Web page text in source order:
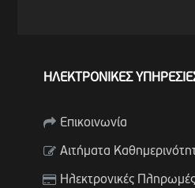
ΗΛΕΚΤΡΟΝΙΚΕΣ
Επικοινωνία
Αιτήματα
Ηλεκτρονικές Πληρωμές